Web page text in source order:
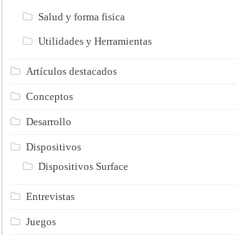
Salud y forma fisica
Utilidades y Herramientas
Artículos destacados
Conceptos
Desarrollo
Dispositivos
Dispositivos Surface
Entrevistas
Juegos